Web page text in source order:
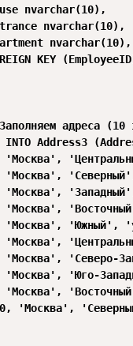
nvarchar(10),
nvarchar(10),
nvarchar(10),
KEY
адреса (10
INTO Address3
'Москва', 'Южный',
'Северо-
'Юго-
'Москва',